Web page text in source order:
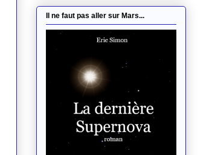
Il ne faut pas aller sur Mars...